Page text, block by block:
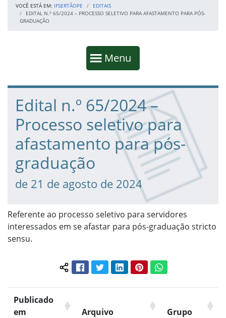
VOCÊ ESTÁ EM: IFSERTÃOPE
EDITAIS
EDITAL N.º 65/2024 – PROCESSO SELETIVO PARA AFASTAMENTO PARA PÓS-
GRADUAÇÃO
Mostrar
Menu
Fim da navegação
Início do conteúdo
Edital n.º 65/2024 –
Processo seletivo para
afastamento para pós-
graduação
de 21 de agosto de 2024
Referente ao processo seletivo para servidores
interessados em se afastar para pós-graduação stricto
sensu.
Compartilhar conteúdo:
FacebookTwitterLinkedInPinterestWhatsApp
Publicado
em
Arquivo Grupo